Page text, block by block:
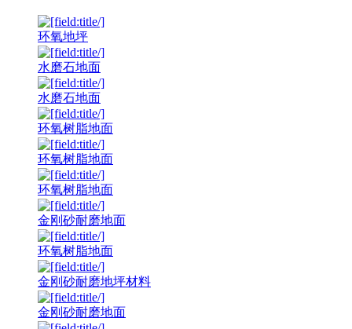
环氧地坪
水磨石地面
水磨石地面
环氧树脂地面
环氧树脂地面
环氧树脂地面
金刚砂耐磨地面
环氧树脂地面
金刚砂耐磨地坪材料
金刚砂耐磨地面